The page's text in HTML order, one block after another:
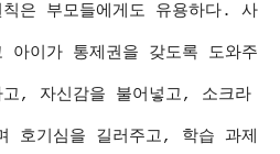
은 부모들에게도 유용하다. 사
아이가 통제권을 갖도록 도와주
, 자신감을 불어넣고, 소크라
호기심을 길러주고, 학습 과제